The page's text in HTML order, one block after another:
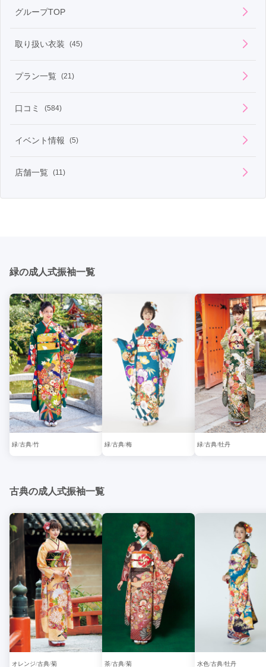
グループTOP
取り扱い衣装 (45)
プラン一覧 (21)
口コミ (584)
イベント情報 (5)
店舗一覧 (11)
緑の成人式振袖一覧
緑 古典 竹 緑 古典 梅 緑 古典 牡丹
古典の成人式振袖一覧
オレンジ 古典 菊 茶 古典 菊 水色 古典 牡丹